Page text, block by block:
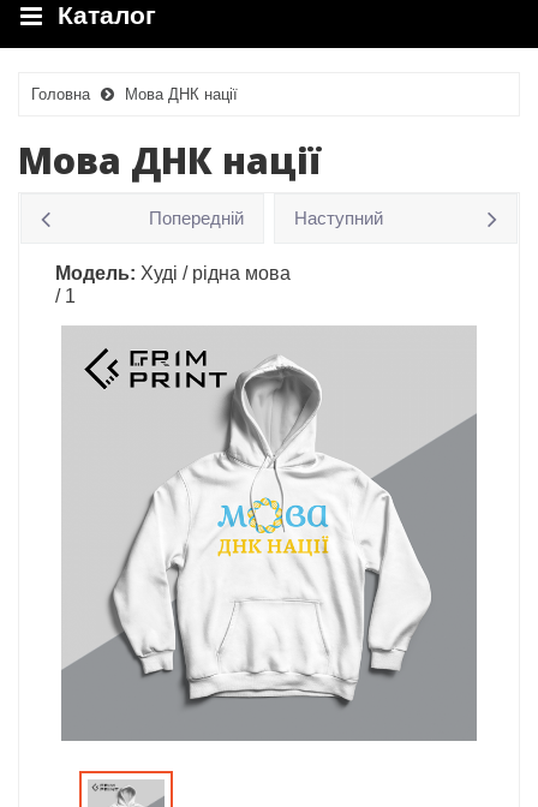
Каталог
Головна Мова ДНК нації
Мова ДНК нації
Попередній Наступний
Модель: Худі / рідна мова
/ 1